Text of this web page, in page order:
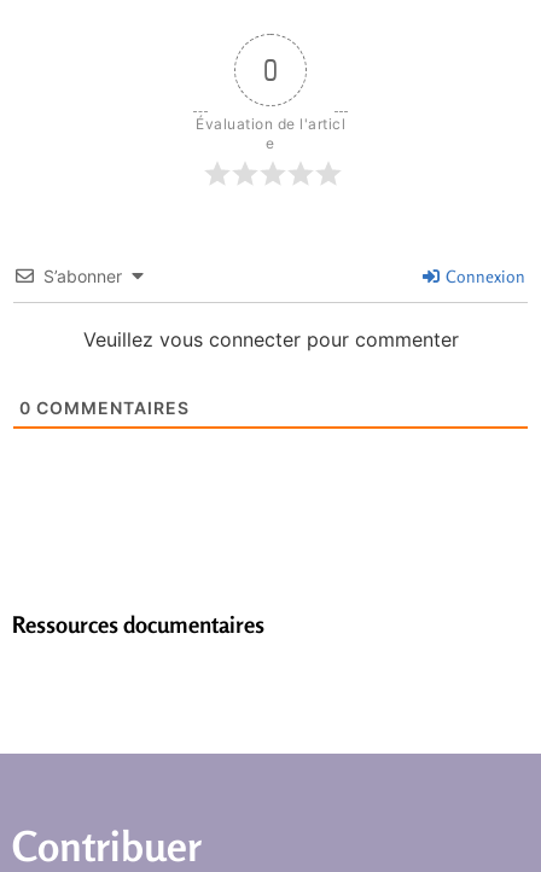
0
Évaluation de l'articl
e
S’abonner Connexion
Veuillez vous connecter pour commenter
0 COMMENTAIRES
Ressources documentaires
Contribuer